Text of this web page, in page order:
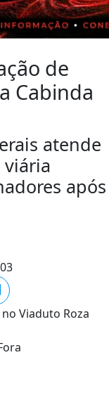
de
Cabinda
atende
viária
após